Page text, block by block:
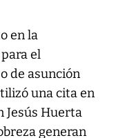
en la
el
de asunción
una cita en
Jesús Huerta
generan